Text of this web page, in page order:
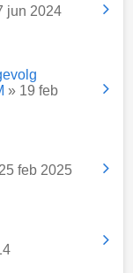
jun 2024
» 19 feb
feb 2025